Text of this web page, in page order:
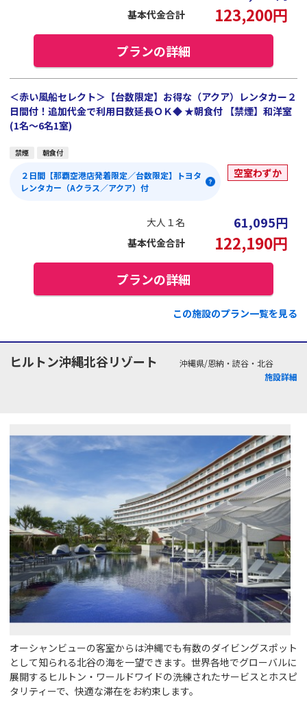
基本代金合計 123,200円
プランの詳細
＜赤い風船セレクト＞【台数限定】お得な（アクア）レンタカー２
日間付！追加代金で利用日数延長ＯＫ◆ ★朝食付 【禁煙】和洋室
(1名～6名1室)
禁煙 朝食付
２日間【那覇空港店発着限定／台数限定】トヨタ
レンタカー（Aクラス／アクア）付
空室わずか
大人１名 61,095円
基本代金合計 122,190円
プランの詳細
この施設のプラン一覧を見る
ヒルトン沖縄北谷リゾート
沖縄県/恩納・読谷・北谷
施設詳細
オーシャンビューの客室からは沖縄でも有数のダイビングスポット
として知られる北谷の海を一望できます。世界各地でグローバルに
展開するヒルトン・ワールドワイドの洗練されたサービスとホスピ
タリティーで、快適な滞在をお約束します。